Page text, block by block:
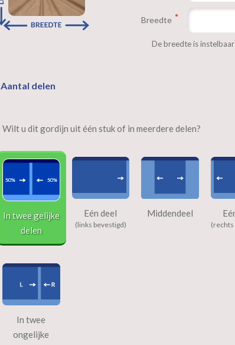
Breedte
De breedte is
Aantal delen
Wilt u dit gordijn uit één stuk of in meerdere delen?
In twee gelijke
delen
Eén deel
(links bevestigd)
Middendeel
(rechts
In twee
ongelijke